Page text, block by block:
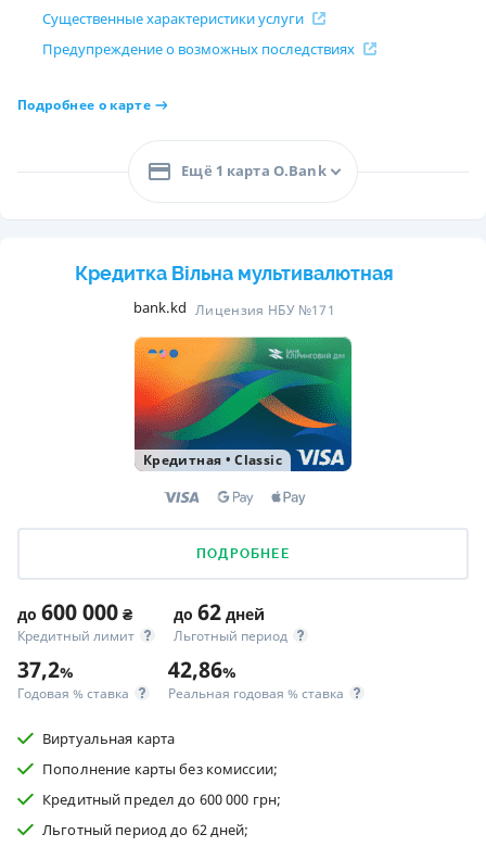
Существенные характеристики услуги
Предупреждение о возможных последствиях
Подробнее о карте
Ещё 1 карта O.Bank
Кредитка Вільна мультивалютная
bank.kd Лицензия НБУ №171
Кредитная •Classic
ПОДРОБНЕЕ
до 600 000 ₴
Кредитный лимит
до 62 дней
Льготный период
37,2%
Годовая % ставка
42,86%
Реальная годовая % ставка
Виртуальная карта
Пополнение карты без комиссии;
Кредитный предел до 600 000 грн;
Льготный период до 62 дней;